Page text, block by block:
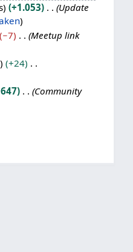
+1.053
Update
−7
Meetup link
+24
Community